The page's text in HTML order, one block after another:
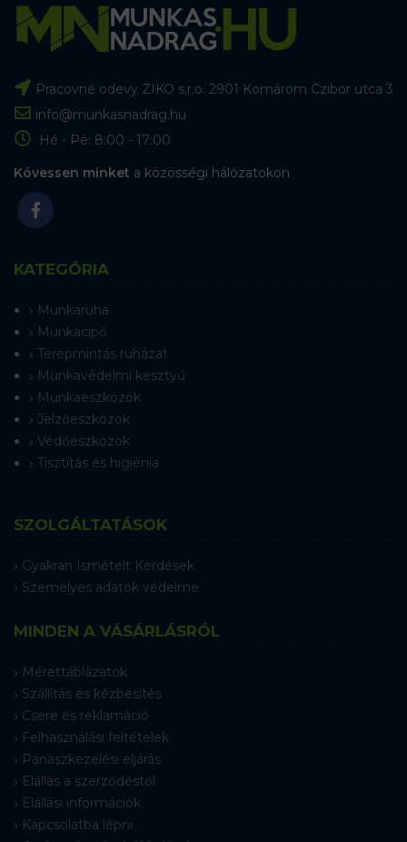
Pracovné odevy ZIKO s.r.o. 2901 Komárom Czibor utca 3
info@munkasnadrag.hu
Hé - Pé: 8:00 - 17:00
Kövessen minket a közösségi hálózatokon
KATEGÓRIA
Munkaruha
Munkacipő
Terepmintás ruházat
Munkavédelmi kesztyű
Munkaeszközök
Jelzőeszközök
Védőeszközök
Tisztítás és higiénia
SZOLGÁLTATÁSOK
Gyakran Ismételt Kérdések
Személyes adatok védelme
MINDEN A VÁSÁRLÁSRÓL
Mérettáblázatok
Szállítás és kézbesítés
Csere és reklamáció
Felhasználási feltételek
Panaszkezelési eljárás
Elállás a szerződéstől
Elállási információk
Kapcsolatba lépni